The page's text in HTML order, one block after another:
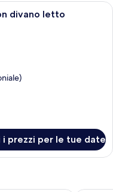
divano letto
i prezzi per le tue date